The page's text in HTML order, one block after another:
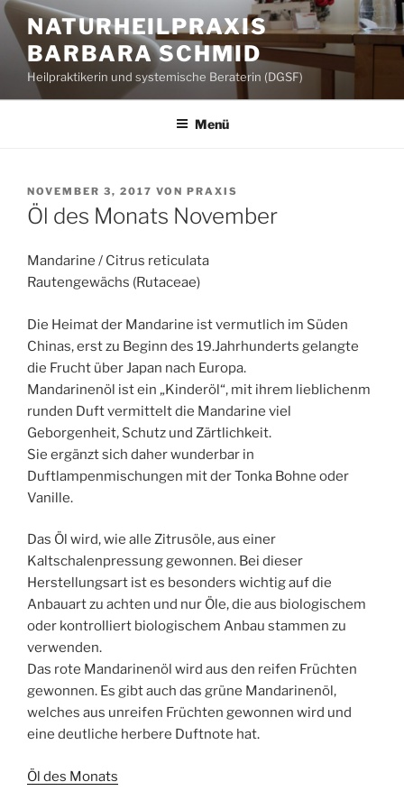
Zum
Inhalt
springen
NATURHEILPRAXIS
BARBARA SCHMID
Heilpraktikerin und systemische Beraterin (DGSF)
Menü
VERÖFFENTLICHT
AM
NOVEMBER 3, 2017 VON PRAXIS
Öl des Monats November
Mandarine / Citrus reticulata
Rautengewächs (Rutaceae)
Die Heimat der Mandarine ist vermutlich im Süden
Chinas, erst zu Beginn des 19.Jahrhunderts gelangte
die Frucht über Japan nach Europa.
Mandarinenöl ist ein „Kinderöl“, mit ihrem lieblichenm
runden Duft vermittelt die Mandarine viel
Geborgenheit, Schutz und Zärtlichkeit.
Sie ergänzt sich daher wunderbar in
Duftlampenmischungen mit der Tonka Bohne oder
Vanille.
Das Öl wird, wie alle Zitrusöle, aus einer
Kaltschalenpressung gewonnen. Bei dieser
Herstellungsart ist es besonders wichtig auf die
Anbauart zu achten und nur Öle, die aus biologischem
oder kontrolliert biologischem Anbau stammen zu
verwenden.
Das rote Mandarinenöl wird aus den reifen Früchten
gewonnen. Es gibt auch das grüne Mandarinenöl,
welches aus unreifen Früchten gewonnen wird und
eine deutliche herbere Duftnote hat.
Öl des Monats